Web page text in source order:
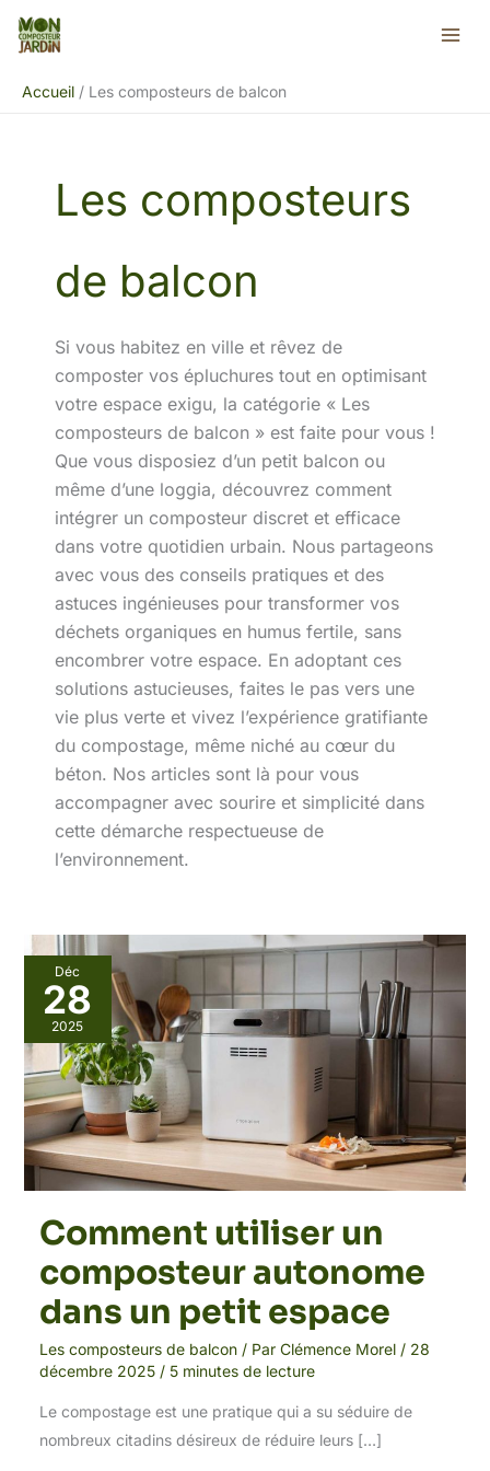
Aller
Accueil
Les composteurs de balcon
Les composteurs
de balcon
Si vous habitez en ville et rêvez de
composter vos épluchures tout en optimisant
votre espace exigu, la catégorie « Les
composteurs de balcon » est faite pour vous !
Que vous disposiez d’un petit balcon ou
même d’une loggia, découvrez comment
intégrer un composteur discret et efficace
dans votre quotidien urbain. Nous partageons
avec vous des conseils pratiques et des
astuces ingénieuses pour transformer vos
déchets organiques en humus fertile, sans
encombrer votre espace. En adoptant ces
solutions astucieuses, faites le pas vers une
vie plus verte et vivez l’expérience gratifiante
du compostage, même niché au cœur du
béton. Nos articles sont là pour vous
accompagner avec sourire et simplicité dans
cette démarche respectueuse de
l’environnement.
Déc
28
2025
Comment utiliser un
composteur autonome
dans un petit espace
Les composteurs de balcon/ Par Clémence Morel / 28
décembre 2025 / 5 minutes de lecture
Le compostage est une pratique qui a su séduire de
nombreux citadins désireux de réduire leurs […]
Comment
utiliser
un
composteur
autonome
dans
un
petit
espace
Rechercher